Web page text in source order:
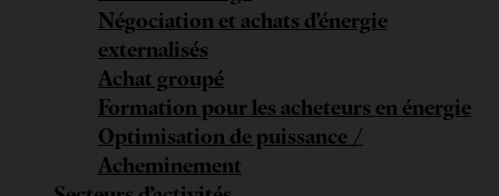
Négociation et achats d’énergie
externalisés
Achat groupé
Formation pour les acheteurs en énergie
Optimisation de puissance /
Acheminement